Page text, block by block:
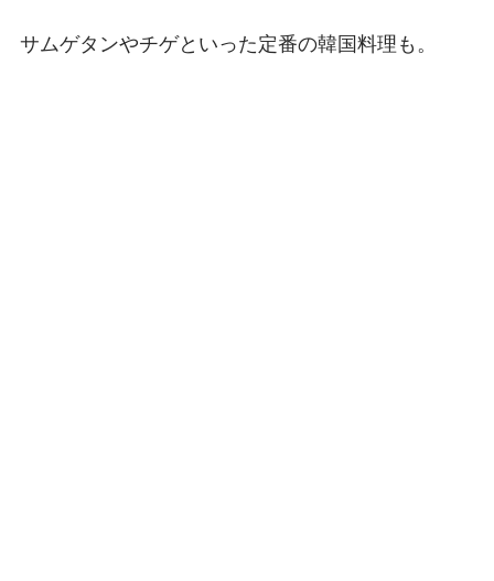
サムゲタンやチゲといった定番の韓国料理も。